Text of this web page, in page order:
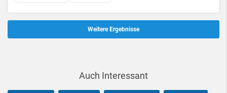
Weitere Ergebnisse
Auch Interessant